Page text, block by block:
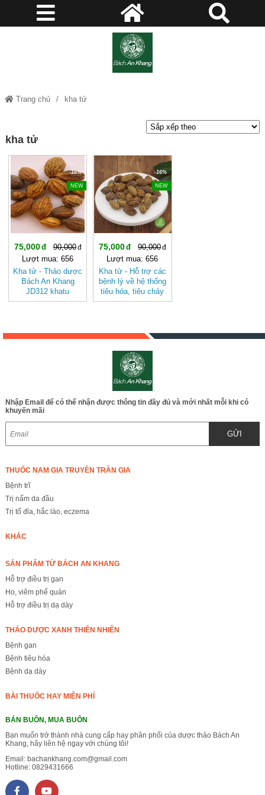
Trang chủ kha tử
kha tử
-16%
NEW
75,000
90,000
Lượt mua: 656
Kha tử - Thảo dược
Bách An Khang
JD312 khatu
-16%
NEW
75,000
90,000
Lượt mua: 656
Kha tử - Hỗ trợ các
bệnh lý về hệ thống
tiêu hóa, tiêu chảy
hoặc ho mạn tính
Nhập Email để có thể nhận được thông tin đầy đủ và mới nhất mỗi khi có
khuyến mãi
GỬI
THUỐC NAM GIA TRUYỀN TRẦN GIA
Bệnh trĩ
Trị nấm da đầu
Trị tổ đỉa, hắc lào, eczema
KHÁC
SẢN PHẨM TỪ BÁCH AN KHANG
Hỗ trợ điều trị gan
Ho, viêm phế quản
Hỗ trợ điều trị dạ dày
THẢO DƯỢC XANH THIÊN NHIÊN
Bệnh gan
Bệnh tiêu hóa
Bệnh dạ dày
BÀI THUỐC HAY MIỄN PHÍ
BÁN BUÔN, MUA BUÔN
Bạn muốn trở thành nhà cung cấp hay phân phối của dược thảo Bách An
Khang, hãy liên hệ ngay với chúng tôi!
Email: bachankhang.com@gmail.com
Hotline: 0829431666